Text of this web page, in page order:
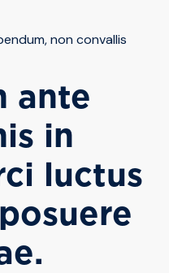
non convallis
ante
in
luctus